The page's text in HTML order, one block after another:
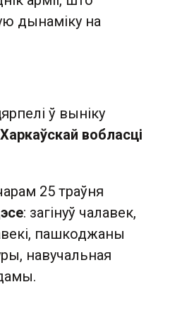
дынаміку на
ў выніку
Харкаўскай вобласці
25 траўня
: загінуў чалавек,
пашкоджаны
навучальная